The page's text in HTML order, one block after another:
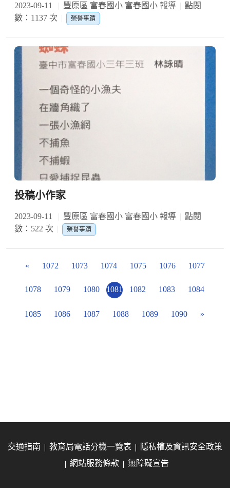
2023-09-11 豐原區 富春國小 富春國小 報導
點閱
數：1137 次
榮譽事蹟
投稿小作家
2023-09-11 豐原區 富春國小 富春國小 報導
點閱
數：522 次
榮譽事蹟
« 1072 1073 1074 1075 1076 1077
1078 1079 1080 1081 1082 1083 1084
1085 1086 1087 1088 1089 1090 »
交通指南 教育局電話分機一覽表
隱私權及資訊安全政策
網站服務條款
無障礙宣告